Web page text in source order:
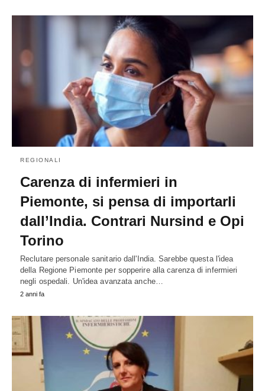
REGIONALI
Carenza di infermieri in
Piemonte, si pensa di importarli
dall’India. Contrari Nursind e Opi
Torino
Reclutare personale sanitario dall'India. Sarebbe questa l'idea
della Regione Piemonte per sopperire alla carenza di infermieri
negli ospedali. Un'idea avanzata anche…
2 anni fa